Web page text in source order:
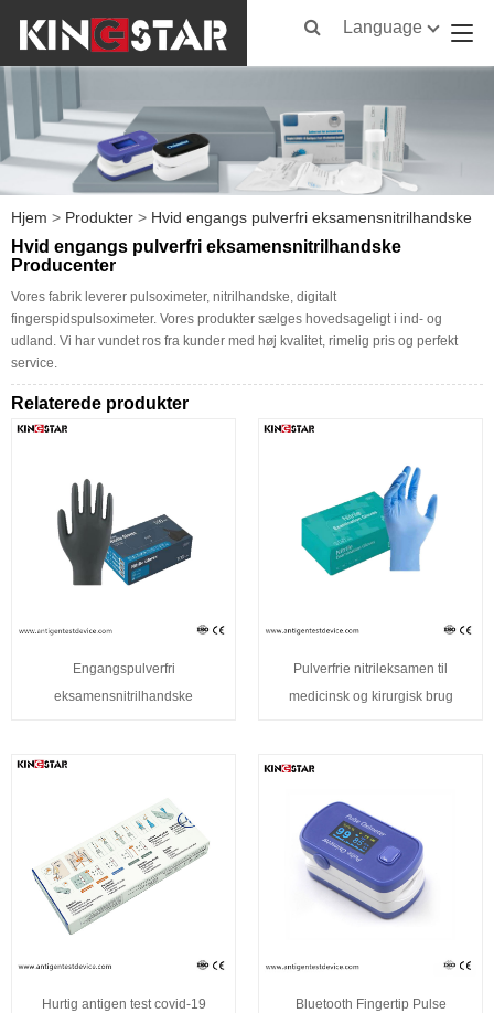
Language
Hjem > Produkter > Hvid engangs pulverfri eksamensnitrilhandske
Hvid engangs pulverfri eksamensnitrilhandske
Producenter
Vores fabrik leverer pulsoximeter, nitrilhandske, digitalt
fingerspidspulsoximeter. Vores produkter sælges hovedsageligt i ind- og
udland. Vi har vundet ros fra kunder med høj kvalitet, rimelig pris og perfekt
service.
Relaterede produkter
Engangspulverfri
eksamensnitrilhandske
Pulverfrie nitrileksamen til
medicinsk og kirurgisk brug
Hurtig antigen test covid-19
Bluetooth Fingertip Pulse